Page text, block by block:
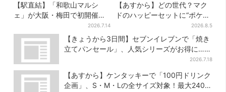
【駅直結】「和歌山マルシ
ェ」が大阪・梅田で初開催！
桃・シャインマスカット・巨
峰がずらり
2026.7.14
【あすから】どの世代？マク
ドのハッピーセットに“ポケモ
ンおもちゃ”、歴代30匹に「懐
かしい」と喜びの声
2026.8.5
【きょうから3日間】セブンイレブンで「焼き
立てパンセール」、人気シリーズがお得に…チ
2026.7.18
【あすから】ケンタッキーで「100円ドリンク
企画」、S・M・Lの全サイズ対象！最大240円